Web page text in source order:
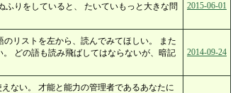
ふりをしていると、 たいていもっと大きな問
2015-06-01
リストを左から、読んでみてほしい。 また
どの語も読み飛ばしてはならないが、暗記
2014-09-24
ない。 才能と能力の管理者であるあなたに